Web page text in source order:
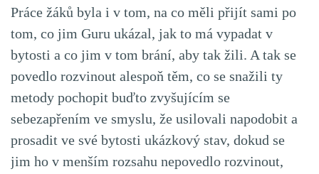
Práce žáků byla i v tom, na co měli přijít sami po
tom, co jim Guru ukázal, jak to má vypadat v
bytosti a co jim v tom brání, aby tak žili. A tak se
povedlo rozvinout alespoň těm, co se snažili ty
metody pochopit buďto zvyšujícím se
sebezapřením ve smyslu, že usilovali napodobit a
prosadit ve své bytosti ukázkový stav, dokud se
jim ho v menším rozsahu nepovedlo rozvinout,